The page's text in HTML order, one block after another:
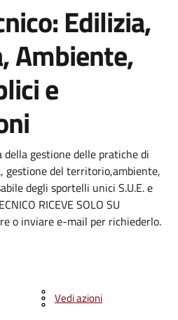
Edilizia,
Ambiente,
e
della gestione delle pratiche di
gestione del territorio,ambiente,
degli sportelli unici S.U.E. e
RICEVE SOLO SU
o inviare e-mail per richiederlo.
Vedi azioni